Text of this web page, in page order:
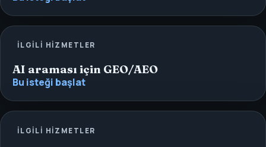
İLGILI HIZMETLER
AI araması için GEO/AEO
Bu isteği başlat
İLGILI HIZMETLER